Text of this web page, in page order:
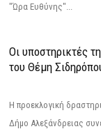
"Ώρα Ευθύνης"...
Οι υποστηρικτές
του Θέμη
Η προεκλογική
Δήμο Αλεξάνδρειας